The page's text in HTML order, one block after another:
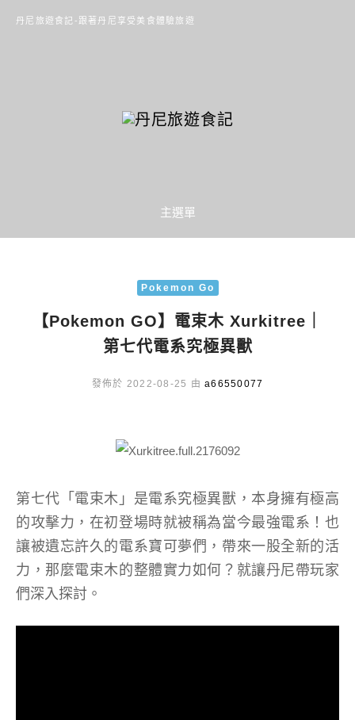
丹尼旅遊食記-跟著丹尼享受美食體驗旅遊
主選單
Pokemon Go
【Pokemon GO】電束木 Xurkitree｜
第七代電系究極異獸
發佈於 2022-08-25 由 a66550077
第七代「電束木」是電系究極異獸，本身擁有極高
的攻擊力，在初登場時就被稱為當今最強電系！也
讓被遺忘許久的電系寶可夢們，帶來一股全新的活
力，那麼電束木的整體實力如何？就讓丹尼帶玩家
們深入探討。